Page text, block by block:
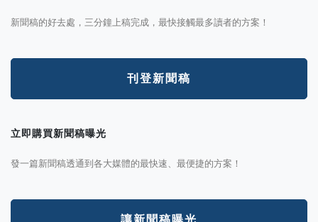
新聞稿的好去處，三分鐘上稿完成，最快接觸最多讀者的方案！
刊登新聞稿
立即購買新聞稿曝光
發一篇新聞稿透通到各大媒體的最快速、最便捷的方案！